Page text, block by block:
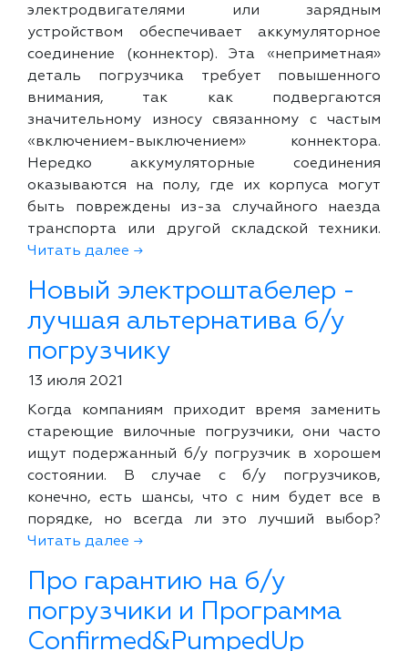
электродвигателями или зарядным
устройством обеспечивает аккумуляторное
соединение (коннектор). Эта «неприметная»
деталь погрузчика требует повышенного
внимания, так как подвергаются
значительному износу связанному с частым
«включением-выключением» коннектора.
Нередко аккумуляторные соединения
оказываются на полу, где их корпуса могут
быть повреждены из-за случайного наезда
транспорта или другой складской техники.
Читать далее →
Новый электроштабелер -
лучшая альтернатива б/у
погрузчику
13 июля 2021
Когда компаниям приходит время заменить
стареющие вилочные погрузчики, они часто
ищут подержанный б/у погрузчик в хорошем
состоянии. В случае с б/у погрузчиков,
конечно, есть шансы, что с ним будет все в
порядке, но всегда ли это лучший выбор?
Читать далее →
Про гарантию на б/у
погрузчики и Программа
Confirmed&PumpedUp